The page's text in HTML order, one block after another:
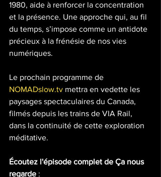
1980, aide à renforcer la concentration
et la présence. Une approche qui, au fil
du temps, s’impose comme un antidote
précieux à la frénésie de nos vies
numériques.
Le prochain programme de
NOMADslow.tv mettra en vedette les
paysages spectaculaires du Canada,
filmés depuis les trains de VIA Rail,
dans la continuité de cette exploration
méditative.
Écoutez l'épisode complet de Ça nous
regarde :